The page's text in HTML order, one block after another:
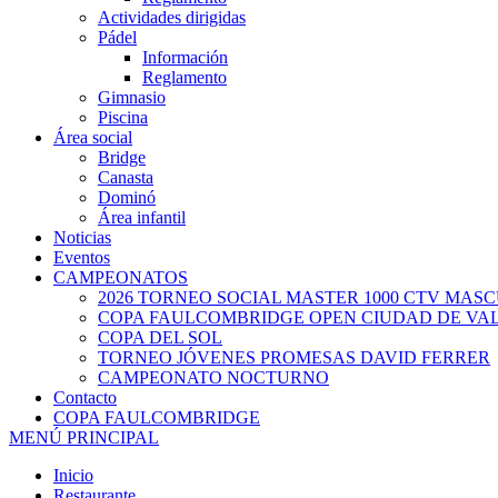
Actividades dirigidas
Pádel
Información
Reglamento
Gimnasio
Piscina
Área social
Bridge
Canasta
Dominó
Área infantil
Noticias
Eventos
CAMPEONATOS
2026 TORNEO SOCIAL MASTER 1000 CTV
COPA FAULCOMBRIDGE OPEN CIUDAD DE
COPA DEL SOL
TORNEO JÓVENES PROMESAS DAVID FERRER
CAMPEONATO NOCTURNO
Contacto
COPA FAULCOMBRIDGE
MENÚ PRINCIPAL
Inicio